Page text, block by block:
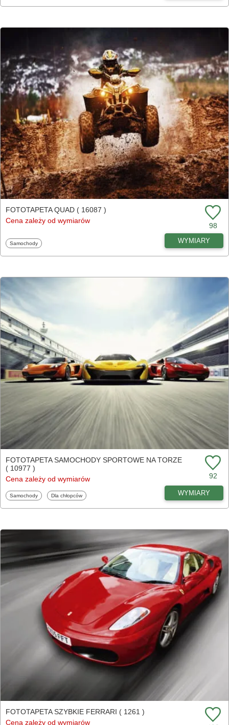
FOTOTAPETA QUAD ( 16087 )
Cena zależy od wymiarów
98
Fototapety
Samochody WYMIARY
FOTOTAPETA SAMOCHODY SPORTOWE NA TORZE
( 10977 )
Cena zależy od wymiarów
92
Fototapety
Samochody Fototapety
Dla chłopców WYMIARY
FOTOTAPETA SZYBKIE FERRARI ( 1261 )
Cena zależy od wymiarów